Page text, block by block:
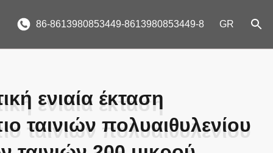
86-8613980853449-8613980853449-8 GR
ενιαία έκταση
ταινιών πολυαιθυλενίου
ενιαία έκταση
ταινιών πολυαιθυλενίου